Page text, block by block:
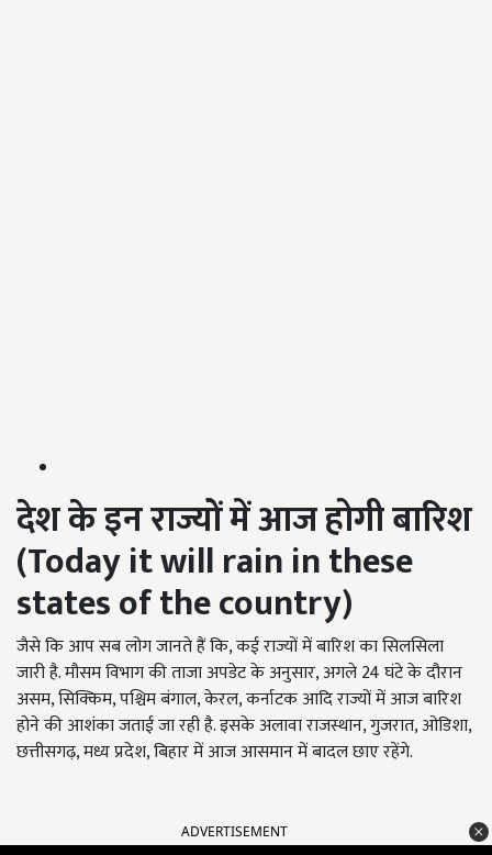
देश के इन राज्यों में आज होगी बारिश
(Today it will rain in these
states of the country)
जैसे कि आप सब लोग जानते हैं कि, कई राज्यों में बारिश का सिलसिला
जारी है. मौसम विभाग की ताजा अपडेट के अनुसार, अगले 24 घंटे के दौरान
असम, सिक्किम, पश्चिम बंगाल, केरल, कर्नाटक आदि राज्यों में आज बारिश
होने की आशंका जताई जा रही है. इसके अलावा राजस्थान, गुजरात, ओडिशा,
छत्तीसगढ़, मध्य प्रदेश, बिहार में आज आसमान में बादल छाए रहेंगे.
ADVERTISEMENT